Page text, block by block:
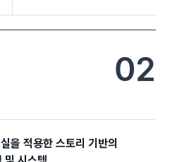
02
을 적용한 스토리 기반의